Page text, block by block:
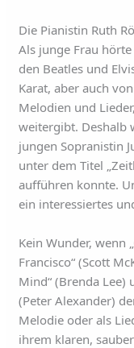
Die Pianistin Ruth
Als junge Frau
den Beatles und
Karat, aber auch
Melodien und
weitergibt. Deshalb
jungen Sopranistin
unter dem Titel
aufführen konnte.
ein interessiertes
Kein Wunder, wenn
Francisco“ (Scott
Mind“ (Brenda Lee)
(Peter Alexander)
Melodie oder als
ihrem klaren,